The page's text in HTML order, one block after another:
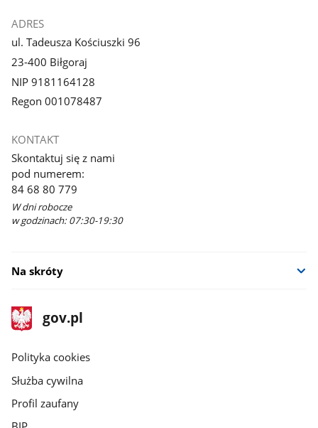
ADRES
ul. Tadeusza Kościuszki 96
23-400 Biłgoraj
NIP 9181164128
Regon 001078487
KONTAKT
Skontaktuj się z nami
pod numerem:
84 68 80 779
W dni robocze
w godzinach: 07:30-19:30
Na skróty
stopka
gov.pl
Strona
gov.pl
gov.pl
Polityka cookies
Służba cywilna
Profil zaufany